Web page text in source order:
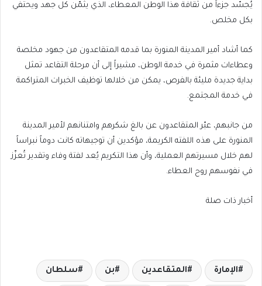
يُجسّد جزءاً من ثقافة هذا الوطن المعطاء، الذي يثمّن كل جهد ويحتفي
بكل مخلص.
كما أشاد أمير المدينة المنورة بما قدمه المتقاعدون من جهود مخلصة
وعطاءات مثمرة في خدمة الوطن، مشيراً إلى أن مرحلة التقاعد تمثل
بداية جديدة مليئة بالفرص، يمكن من خلالها توظيف الخبرات المتراكمة
في خدمة المجتمع.
من جانبهم، عبّر المتقاعدون عن بالغ شكرهم وامتنانهم لأمير المدينة
المنورة على هذه اللفته الكريمة، مؤكدين أن توجيهاته كانت دوماً نبراساً
لهم خلال مسيرتهم العملية، وأن هذا التكريم يُعد لفتة وفاء وتقدير تُعزّز
في نفوسهم روح العطاء.
أخبار ذات صلة
الإمارة المتقاعدين بن سلطان